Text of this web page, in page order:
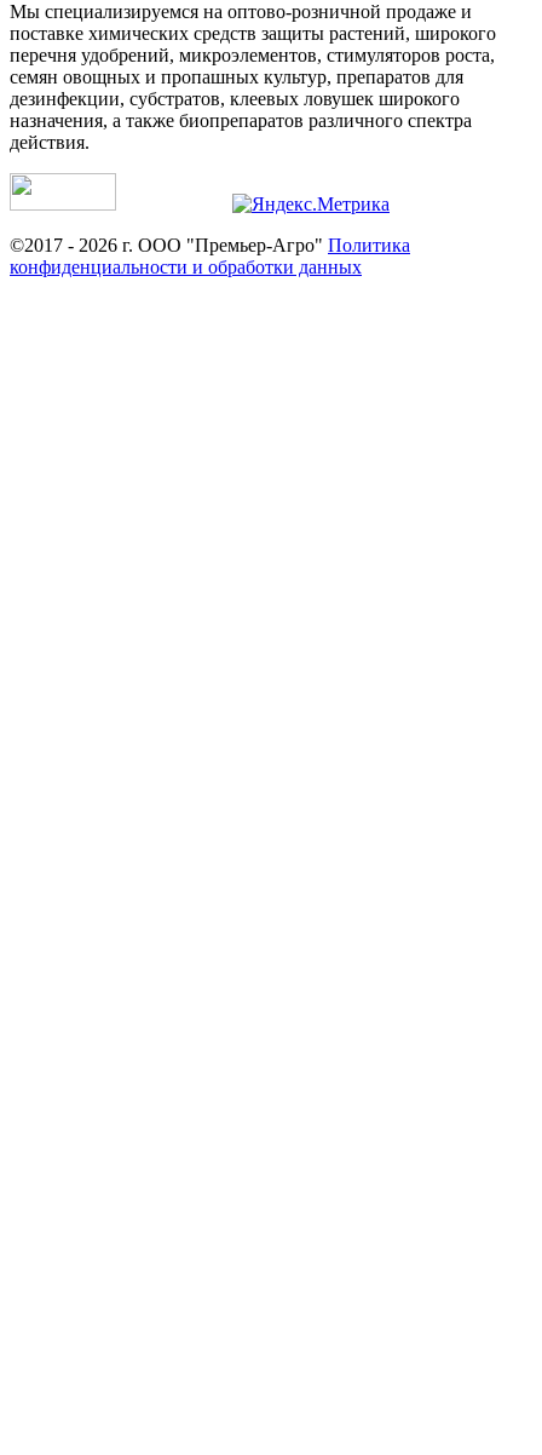
Мы специализируемся на оптово-розничной продаже и
поставке химических средств защиты растений, широкого
перечня удобрений, микроэлементов, стимуляторов роста,
семян овощных и пропашных культур, препаратов для
дезинфекции, субстратов, клеевых ловушек широкого
назначения, а также биопрепаратов различного спектра
действия.
©2017 - 2026 г. ООО "Премьер-Агро" Политика
конфиденциальности и обработки данных